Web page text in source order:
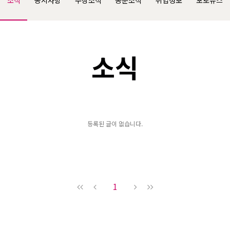
소식
등록된 글이 없습니다.
1